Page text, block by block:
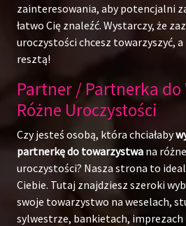
zainteresowania, aby potencjalni
łatwo Cię znaleźć. Wystarczy, że
uroczystości chcesz towarzyszyć,
resztą!
Partner / Partnerka do
Różne Uroczystości
Czy jesteś osobą, która chciałaby
partnerkę do towarzystwa na
uroczystości? Nasza strona to
Ciebie. Tutaj znajdziesz szeroki
swoje towarzystwo na weselach,
sylwestrze, bankietach,